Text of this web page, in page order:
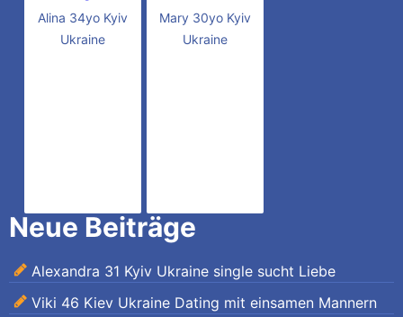
Alina 34yo Kyiv
Ukraine
Mary 30yo Kyiv
Ukraine
Neue Beiträge
Alexandra 31 Kyiv Ukraine single sucht Liebe
Viki 46 Kiev Ukraine Dating mit einsamen Mannern